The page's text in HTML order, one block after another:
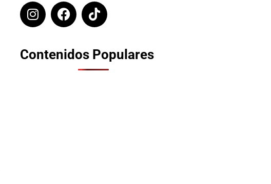
Contenidos Populares